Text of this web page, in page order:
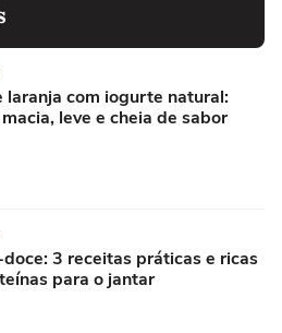
laranja com iogurte natural:
leve e cheia de sabor
3 receitas práticas e ricas
para o jantar